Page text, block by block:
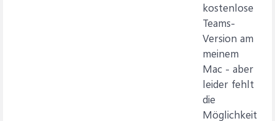
kostenlose
Teams-
Version am
meinem
Mac - aber
leider fehlt
die
Möglichkeit